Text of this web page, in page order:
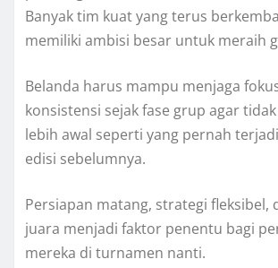
Banyak tim kuat yang terus
memiliki ambisi besar untuk meraih
Belanda harus mampu menjaga
konsistensi sejak fase grup agar
lebih awal seperti yang pernah
edisi sebelumnya.
Persiapan matang, strategi fleksibel,
juara menjadi faktor penentu bagi
mereka di turnamen nanti.